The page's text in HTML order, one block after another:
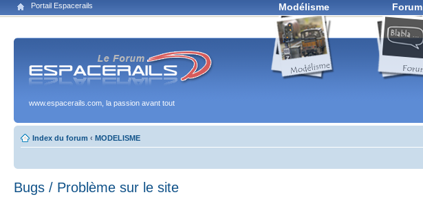
Portail Espacerails Modélisme Forum
www.espacerails.com, la passion avant tout
Index du forum ‹ MODELISME
Bugs / Problème sur le site